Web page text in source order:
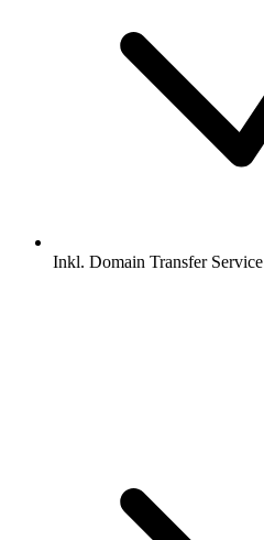
Inkl. Domain Transfer Service